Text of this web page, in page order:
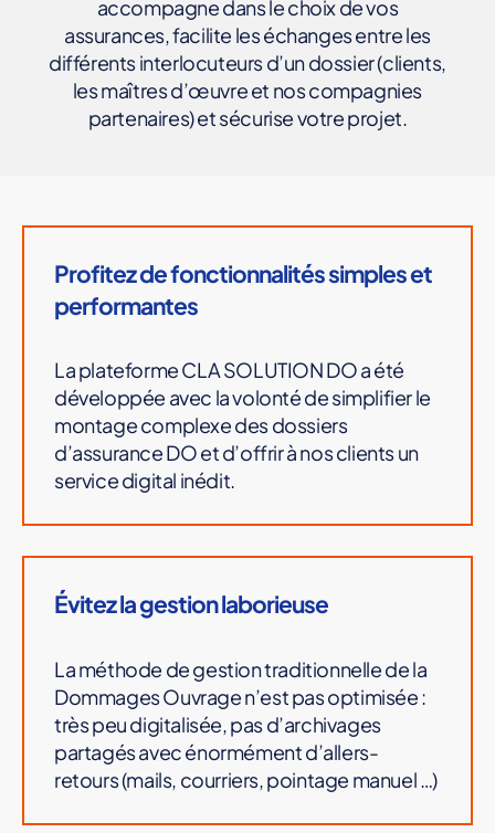
accompagne dans le choix de vos
assurances, facilite les échanges entre les
différents interlocuteurs d’un dossier (clients,
les maîtres d’œuvre et nos compagnies
partenaires) et sécurise votre projet.
Profitez de fonctionnalités simples et
performantes
La plateforme CLA SOLUTION DO a été
développée avec la volonté de simplifier le
montage complexe des dossiers
d’assurance DO et d’offrir à nos clients un
service digital inédit.
Évitez la gestion laborieuse
La méthode de gestion traditionnelle de la
Dommages Ouvrage n’est pas optimisée :
très peu digitalisée, pas d’archivages
partagés avec énormément d’allers-
retours (mails, courriers, pointage manuel …)